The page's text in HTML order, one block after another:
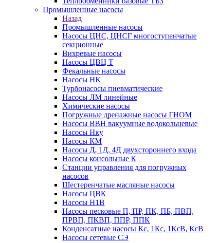
Промышленные насосы
Назад
Промышленные насосы
Насосы ЦНС, ЦНСГ многоступенчатые
секционные
Вихревые насосы
Насосы ЦВЦ Т
Фекальные насосы
Насосы НК
Турбонасосы пневматические
Насосы ЛМ линейные
Химические насосы
Погружные дренажные насосы ГНОМ
Насосы ВВН вакуумные водокольцевые
Насосы Нку
Насосы КМ
Насосы Д, 1Д, 4Д двухстороннего входа
Насосы консольные К
Станции управления для погружных
насосов
Шестеренчатые масляные насосы
Насосы ЦВК
Насосы Н1В
Насосы песковые П, ПР, ПК, ПБ, ПВП,
ПРВП, ПКВП, ППР, ППК
Конденсатные насосы Кс, 1Кс, 1КсВ, КсВ
Насосы сетевые СЭ